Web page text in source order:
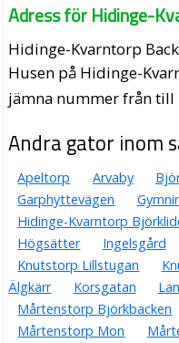
Adress för Hidinge-
Hidinge-Kvarntorp
Husen på Hidinge-
jämna nummer från till
Andra gator inom
Apeltorp Arvaby
Garphyttevägen
Hidinge-Kvarntorp
Högsätter
Ingelsgård
Knutstorp Lillstugan
Älgkärr
Korsgatan
Mårtenstorp Björkbacken
Mårtenstorp Mon